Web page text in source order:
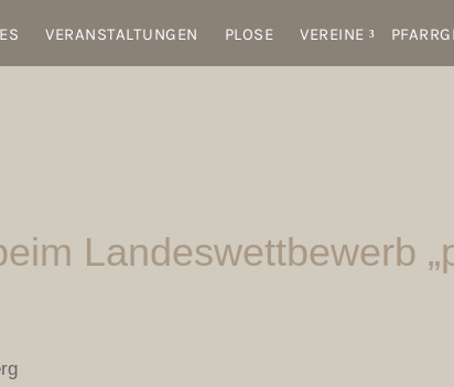
VERANSTALTUNGEN PLOSE VEREINE
Landeswettbewerb